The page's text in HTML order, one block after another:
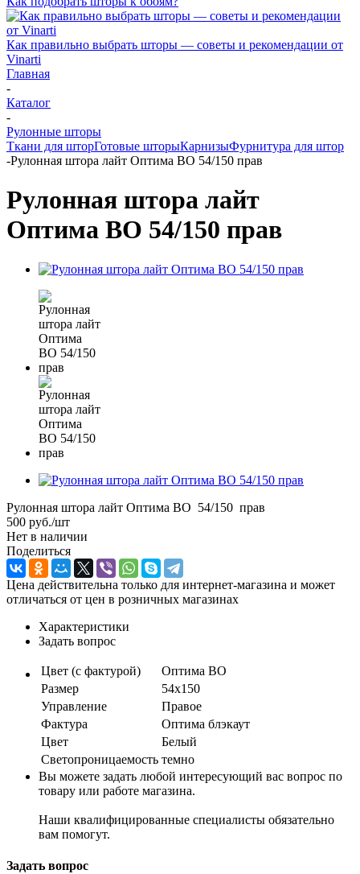
Как правильно выбрать шторы — советы и рекомендации от
Vinarti
Главная
-
Каталог
-
Рулонные шторы
Ткани для шторГотовые шторыКарнизыФурнитура для штор
-Рулонная штора лайт Оптима ВО 54/150 прав
Рулонная штора лайт
Оптима ВО 54/150 прав
Рулонная штора лайт Оптима ВО 54/150 прав
500 руб./шт
Нет в наличии
Поделиться
Цена действительна только для интернет-магазина и может
отличаться от цен в розничных магазинах
Характеристики
Задать вопрос
Цвет (с фактурой)
Оптима ВО
Размер
54х150
Управление
Правое
Фактура
Оптима блэкаут
Цвет
Белый
Светопроницаемость темно
Вы можете задать любой интересующий вас вопрос по
товару или работе магазина.
Наши квалифицированные специалисты обязательно
вам помогут.
Задать вопрос